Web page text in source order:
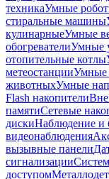
техникаУмные
стиральные машины
кулинарныеУмные
обогревателиУмные
отопительные котлы
метеостанцииУмные
животныхУмные
Flash накопители
памятиСетевые
дискиНаблюдение и
видеонаблюдения
вызывные панели
сигнализации
доступом